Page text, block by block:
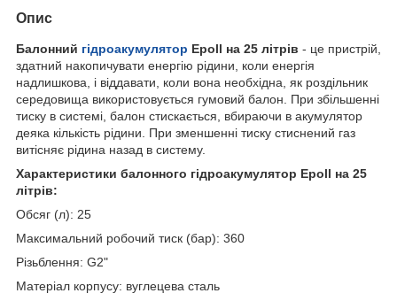
Опис
Балонний гідроакумулятор Epoll на 25 літрів - це пристрій,
здатний накопичувати енергію рідини, коли енергія
надлишкова, і віддавати, коли вона необхідна, як роздільник
середовища використовується гумовий балон. При збільшенні
тиску в системі, балон стискається, вбираючи в акумулятор
деяка кількість рідини. При зменшенні тиску стиснений газ
витісняє рідина назад в систему.
Характеристики балонного гідроакумулятор Epoll на 25
літрів:
Обсяг (л): 25
Максимальний робочий тиск (бар): 360
Різьблення: G2"
Матеріал корпусу: вуглецева сталь